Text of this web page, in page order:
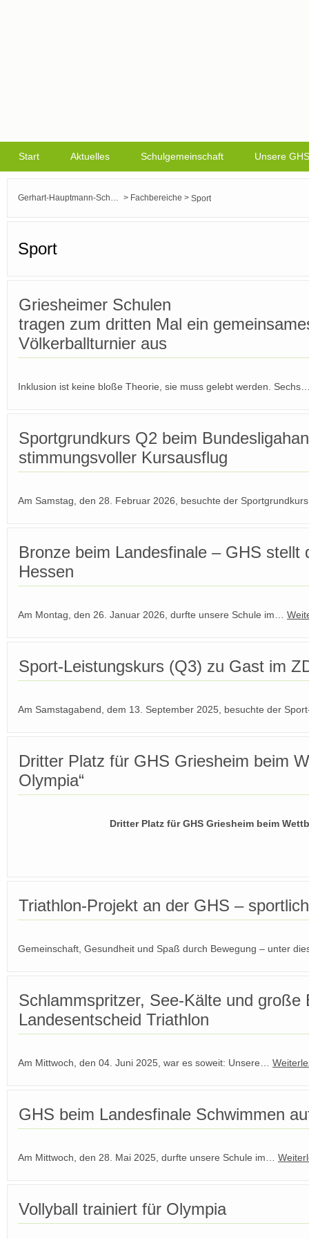
Start Aktuelles Schulgemeinschaft Unsere GHS
Gerhart-Hauptmann-Schule Griesheim > Fachbereiche > Sport
Sport
Griesheimer Schulen
tragen zum dritten Mal ein
Völkerballturnier aus
Inklusion ist keine bloße Theorie, sie muss gelebt werden.
Sportgrundkurs Q2 beim
stimmungsvoller Kursausflug
Am Samstag, den 28. Februar 2026, besuchte der
Bronze beim Landesfinale – GHS
Hessen
Am Montag, den 26. Januar 2026, durfte unsere Schule im…
Sport-Leistungskurs (Q3) zu Gast im
Am Samstagabend, dem 13. September 2025, besuchte der
Dritter Platz für GHS Griesheim beim
Olympia“
Dritter Platz für GHS Griesheim beim
Triathlon-Projekt an der GHS –
Gemeinschaft, Gesundheit und Spaß durch Bewegung – unter
Schlammspritzer, See-Kälte und große
Landesentscheid Triathlon
Am Mittwoch, den 04. Juni 2025, war es soweit: Unsere…
GHS beim Landesfinale Schwimmen
Am Mittwoch, den 28. Mai 2025, durfte unsere Schule im…
Vollyball trainiert für Olympia